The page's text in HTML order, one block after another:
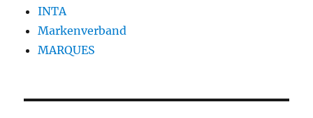
INTA
Markenverband
MARQUES